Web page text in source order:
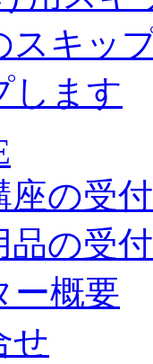
座の受付
品の受付
ー概要
せ